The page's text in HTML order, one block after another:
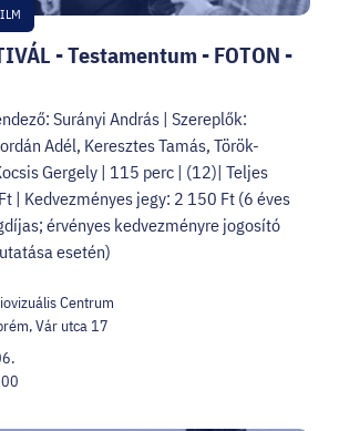
- Testamentum - FOTON -
Surányi András | Szereplők:
Adél, Keresztes Tamás, Török-
Gergely | 115 perc | (12)| Teljes
| Kedvezményes jegy: 2 150 Ft (6 éves
érvényes kedvezményre jogosító
esetén)
Centrum
Vár utca 17